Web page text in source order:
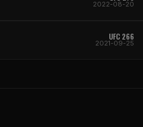
2022-08-20
UFC 266
2021-09-25